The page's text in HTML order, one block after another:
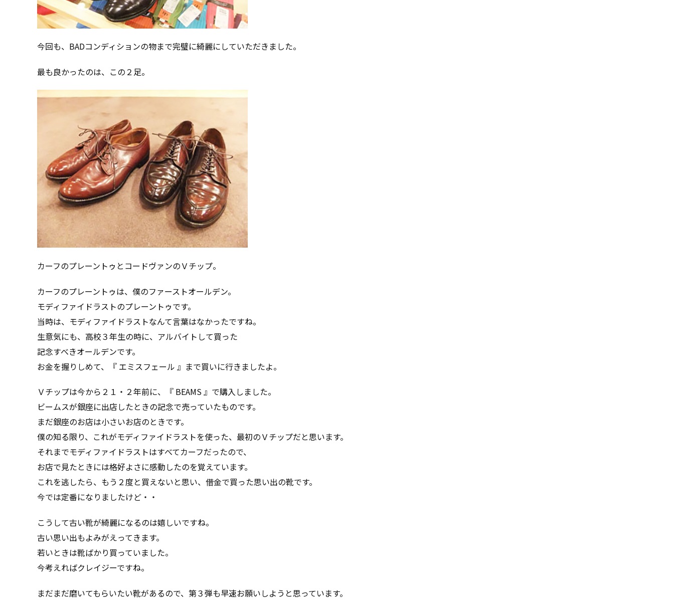
今回も、BADコンディションの物まで完璧に綺麗にしていただきました。
最も良かったのは、この２足。
カーフのプレーントゥとコードヴァンのＶチップ。
カーフのプレーントゥは、僕のファーストオールデン。
モディファイドラストのプレーントゥです。
当時は、モディファイドラストなんて言葉はなかったですね。
生意気にも、高校３年生の時に、アルバイトして買った
記念すべきオールデンです。
お金を握りしめて、『 エミスフェール 』まで買いに行きましたよ。
Ｖチップは今から２１・２年前に、『 BEAMS 』で購入しました。
ビームスが銀座に出店したときの記念で売っていたものです。
まだ銀座のお店は小さいお店のときです。
僕の知る限り、これがモディファイドラストを使った、最初のＶチップだと思います。
それまでモディファイドラストはすべてカーフだったので、
お店で見たときには格好よさに感動したのを覚えています。
これを逃したら、もう２度と買えないと思い、借金で買った思い出の靴です。
今では定番になりましたけど・・
こうして古い靴が綺麗になるのは嬉しいですね。
古い思い出もよみがえってきます。
若いときは靴ばかり買っていました。
今考えればクレイジーですね。
まだまだ磨いてもらいたい靴があるので、第３弾も早速お願いしようと思っています。